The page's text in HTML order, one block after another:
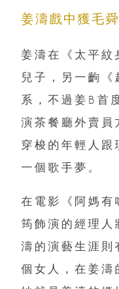
姜濤戲中獲毛
姜濤在《太平紋
兒子，另一齣
系，不過姜B首
演茶餐廳外賣員
穿梭的年輕人跟
一個歌手夢。
在電影《阿媽有
筠飾演的經理人
濤的演藝生涯則
個女人，在姜濤